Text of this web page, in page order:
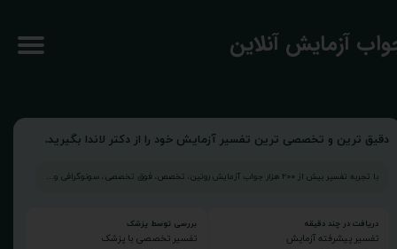
آزمایش آنلاین
دقیق ترین و تخصصی ترین تفسیر آزمایش خود را از دکتر لاندا بگیرید.
با تجربه تفسیر بیش از ۲۰۰ هزار جواب آزمایش روتین، تخصص، فوق تخصصی، سونوگرافی و...
دریافت در چند دقیقه
تفسیر پیشرفته آزمایش
بررسی توسط پزشک
تفسیر تخصصی با پزشک